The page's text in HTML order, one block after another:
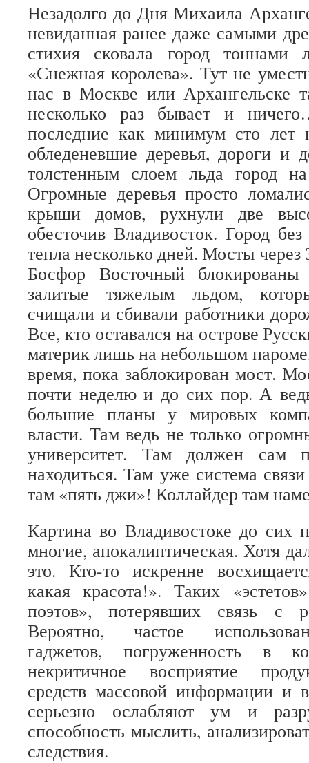
Незадолго до Дня Михаила
невиданная ранее даже самыми
стихия сковала город тоннами
«Снежная королева». Тут не
нас в Москве или Архангельске
несколько раз бывает и
последние как минимум сто
обледеневшие деревья, дороги
толстенным слоем льда город
Огромные деревья просто
крыши домов, рухнули две
обесточив Владивосток. Город
тепла несколько дней. Мосты через
Босфор Восточный
залитые тяжелым льдом,
счищали и сбивали работники
Все, кто оставался на острове
материк лишь на небольшом
время, пока заблокирован мост.
почти неделю и до сих пор. А
большие планы у мировых
власти. Там ведь не только
университет. Там должен сам
находиться. Там уже система
там «пять джи»! Коллайдер там
Картина во Владивостоке до сих
многие, апокалиптическая. Хотя
это. Кто-то искренне
какая красота!». Таких
поэтов», потерявших связь с
Вероятно, частое
гаджетов, погруженность в
некритичное восприятие
средств массовой информации и
серьезно ослабляют ум и
способность мыслить,
следствия.